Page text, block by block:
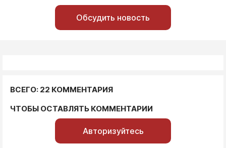
Обсудить новость
ВСЕГО: 22 КОММЕНТАРИЯ
ЧТОБЫ ОСТАВЛЯТЬ КОММЕНТАРИИ
Авторизуйтесь